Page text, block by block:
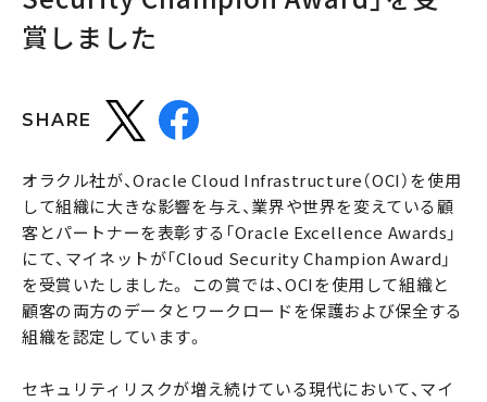
賞しました
SHARE
オラクル社が、Oracle Cloud Infrastructure（OCI）を使用
して組織に大きな影響を与え、業界や世界を変えている顧
客とパートナーを表彰する「Oracle Excellence Awards」
にて、マイネットが「Cloud Security Champion Award」
を受賞いたしました。 この賞では、OCIを使用して組織と
顧客の両方のデータとワークロードを保護および保全する
組織を認定しています。
セキュリティリスクが増え続けている現代において、マイ